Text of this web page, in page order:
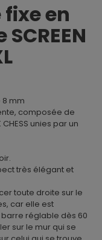
en
mm
composée de
unies par un
très élégant et
toute droite sur le
car elle est
réglable dès 60
sur le mur qui se